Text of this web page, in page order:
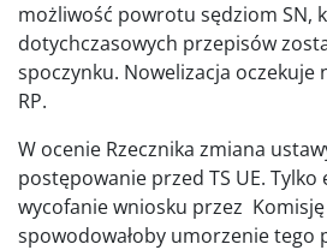
możliwość powrotu sędziom SN,
dotychczasowych przepisów
spoczynku. Nowelizacja oczekuje
RP.
W ocenie Rzecznika zmiana
postępowanie przed TS UE.
wycofanie wniosku przez
spowodowałoby umorzenie tego